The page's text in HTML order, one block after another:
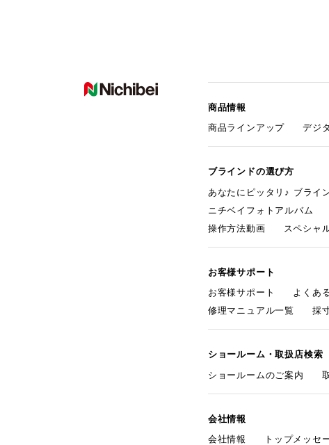
商品情報
商品ラインアップ
デジ
ブラインドの選び方
あなたにピッタリ♪ ブライ
ニチベイフォトアルバム
操作方法動画
スペシャ
お客様サポート
お客様サポート
よくあ
修理マニュアル一覧
採
ショールーム・取扱店検索
ショールームのご案内
会社情報
会社情報
トップメッセ